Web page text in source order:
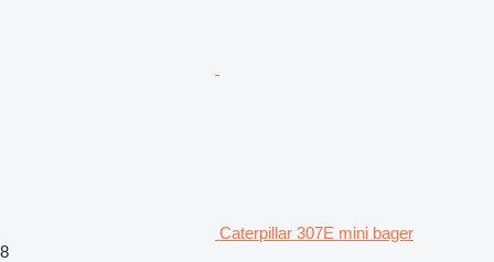
Caterpillar 307E mini bager
8